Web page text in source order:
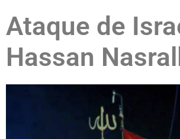
Ataque de
Hassan